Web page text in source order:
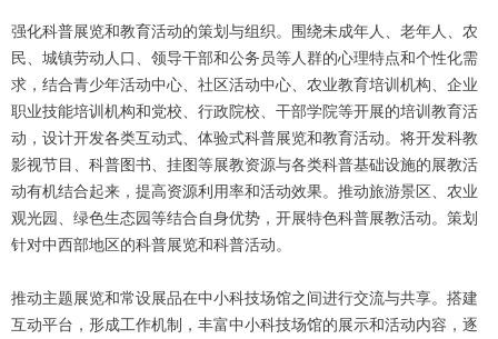
强化科普展览和教育活动的策划与组织。围绕未成年人、老年人、农
民、城镇劳动人口、领导干部和公务员等人群的心理特点和个性化需
求，结合青少年活动中心、社区活动中心、农业教育培训机构、企业
职业技能培训机构和党校、行政院校、干部学院等开展的培训教育活
动，设计开发各类互动式、体验式科普展览和教育活动。将开发科教
影视节目、科普图书、挂图等展教资源与各类科普基础设施的展教活
动有机结合起来，提高资源利用率和活动效果。推动旅游景区、农业
观光园、绿色生态园等结合自身优势，开展特色科普展教活动。策划
针对中西部地区的科普展览和科普活动。
推动主题展览和常设展品在中小科技场馆之间进行交流与共享。搭建
互动平台，形成工作机制，丰富中小科技场馆的展示和活动内容，逐